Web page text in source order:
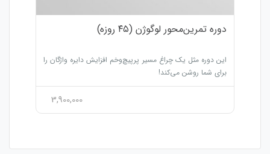
دوره تمرین‌محور لوگوژن (۴۵ روزه)
این دوره مثل یک چراغ مسیر پرپیچ‌و‌خم افزایش دایره واژگان را
برای شما روشن می‌کند!
3,900,000